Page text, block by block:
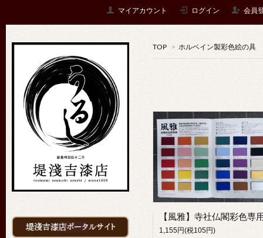
マイアカウント ログイン 会員
TOP > ホルベイン製彩色絵の具
1,155円(税105円)